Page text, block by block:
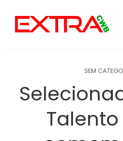
content
SEM